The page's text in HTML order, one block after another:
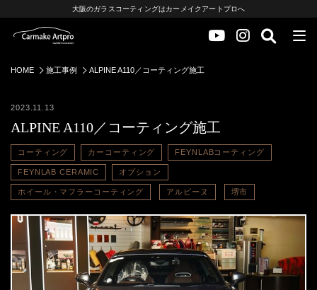
大阪のガラスコーティングはカーメイクアートプロへ
HOME 施工事例 ALPINE A110／コーティング施工
2023.11.13
ALPINE A110／コーティング施工
コーティング カーコーティング FEYNLABコーティング
FEYNLAB CERAMIC オプション
ホイール・マフラーコーティング アルピーヌ 堺市